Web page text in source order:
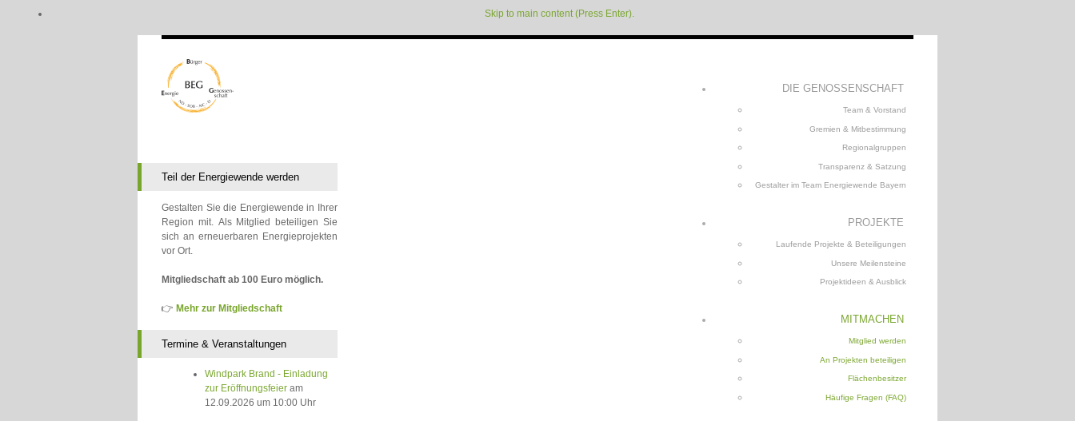
Skip to main content (Press Enter).
DIE GENOSSENSCHAFT
Team & Vorstand
Gremien & Mitbestimmung
Regionalgruppen
Transparenz & Satzung
Gestalter im Team Energiewende Bayern
PROJEKTE
Laufende Projekte & Beteiligungen
Unsere Meilensteine
Projektideen & Ausblick
MITMACHEN
Mitglied werden
An Projekten beteiligen
Flächenbesitzer
Häufige Fragen (FAQ)
Teil der Energiewende werden
Gestalten Sie die Energiewende in Ihrer
Region mit. Als Mitglied beteiligen Sie
sich an erneuerbaren Energieprojekten
vor Ort.
Mitgliedschaft ab 100 Euro möglich.
👉 Mehr zur Mitgliedschaft
Termine & Veranstaltungen
Windpark Brand - Einladung
zur Eröffnungsfeier am
12.09.2026 um 10:00 Uhr